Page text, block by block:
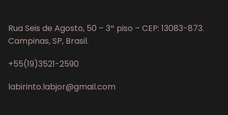
Rua Seis de Agosto, 50 – 3º piso – CEP: 13083-873.
Campinas, SP, Brasil.
+55(19)3521-2590
labirinto.labjor@gmail.com